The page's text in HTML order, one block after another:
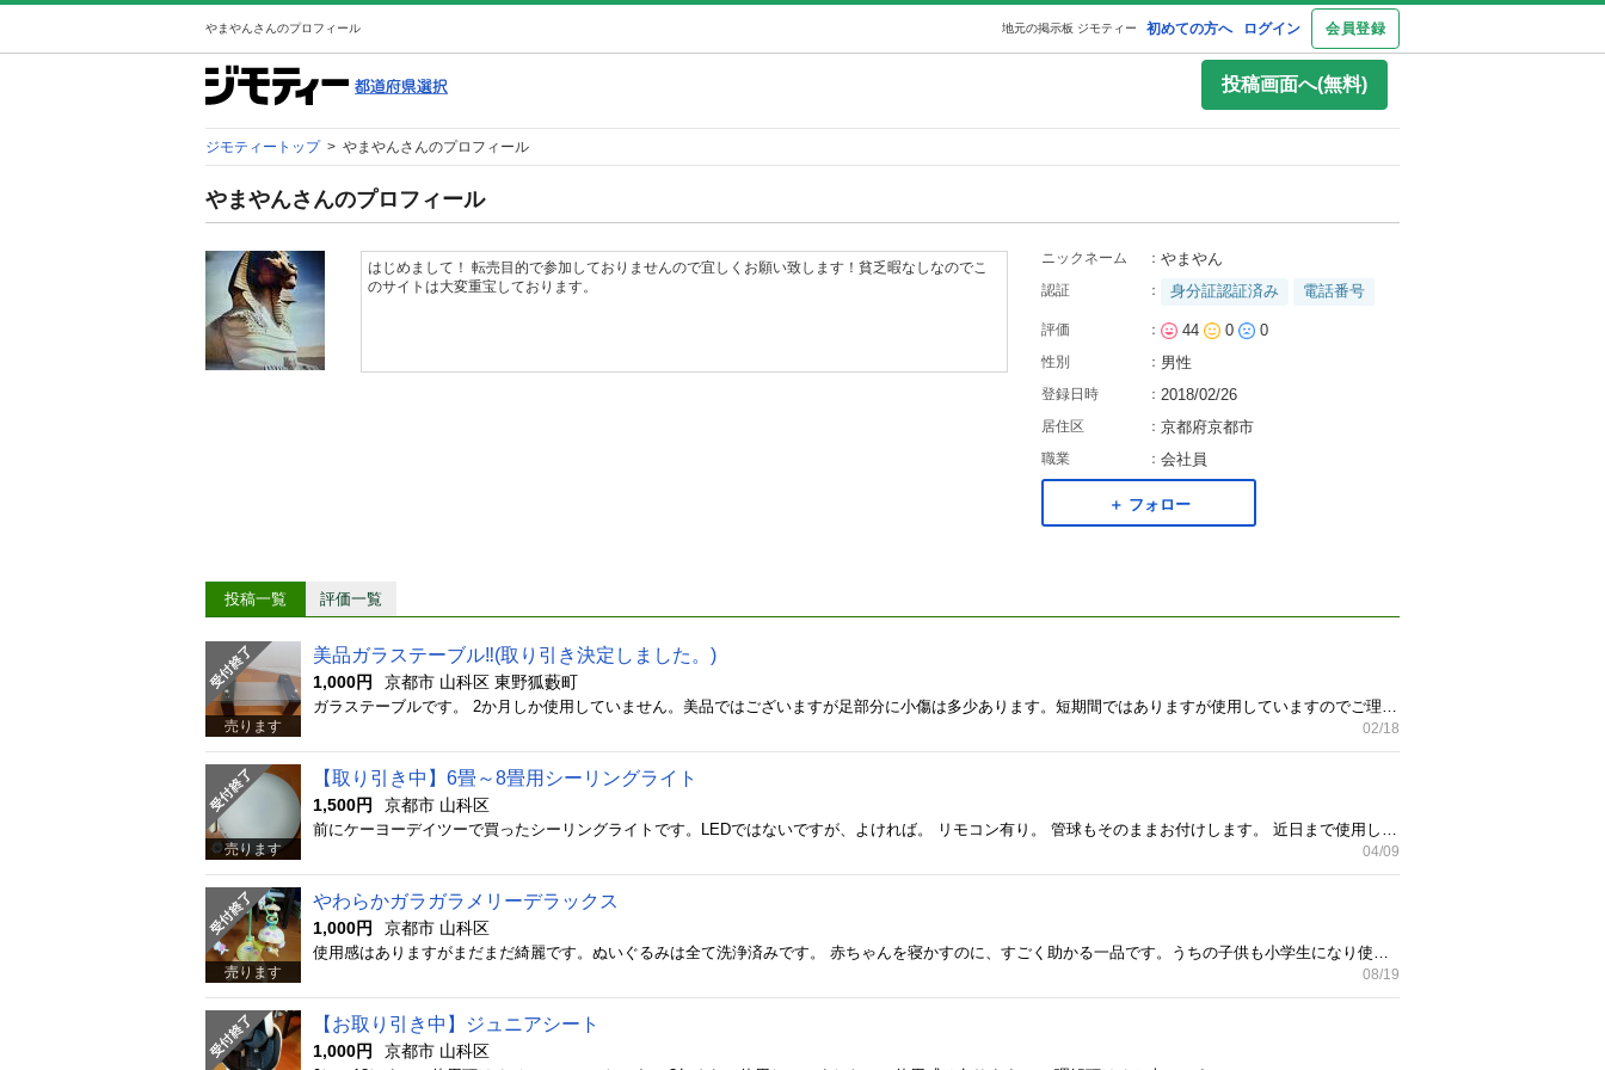
やまやんさんのプロフィール 初めての方へ ログイン 会員登録
地元の掲示板 ジモティー
投稿画面へ(無料)
ジモティートップ > やまやんさんのプロフィール
やまやんさんのプロフィール
はじめまして！ 転売目的で参加しておりませんので宜しくお願い致します！貧乏暇なしなのでこ
のサイトは大変重宝しております。
ニックネーム ： やまやん
認証 ： 身分証認証済み 電話番号
評価 ： 44 0 0
性別 ： 男性
登録日時 ： 2018/02/26
居住区 ： 京都府京都市
職業 ： 会社員
＋ フォロー
投稿一覧 評価一覧
売ります
美品ガラステーブル‼️(取り引き決定しました。)
1,000円 京都市 山科区 東野狐藪町
02/18
売ります
【取り引き中】6畳～8畳用シーリングライト
1,500円 京都市 山科区
04/09
売ります
やわらかガラガラメリーデラックス
1,000円 京都市 山科区
08/19
【お取り引き中】ジュニアシート
1,000円 京都市 山科区